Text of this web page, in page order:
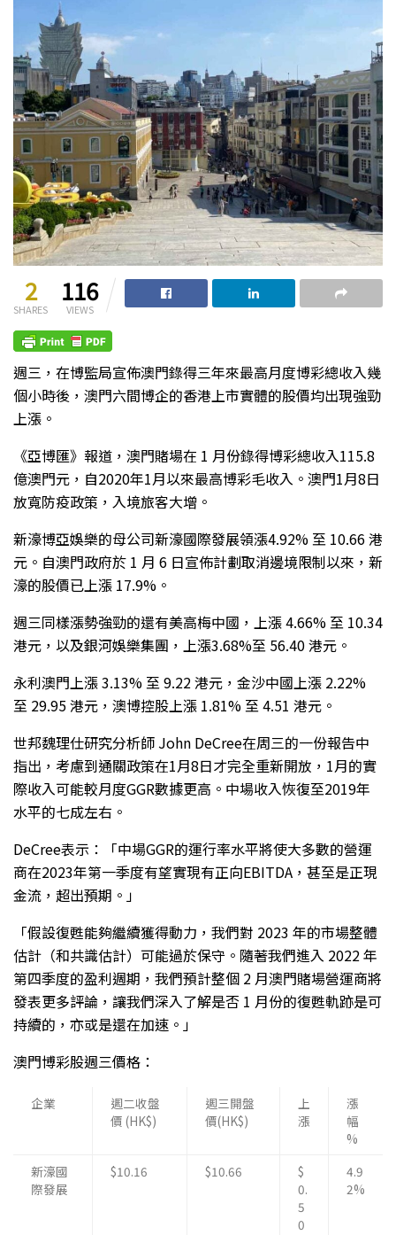
2
SHARES
116
VIEWS
週三，在博監局宣佈澳門錄得三年來最高月度博彩總收入幾
個小時後，澳門六間博企的香港上市實體的股價均出現強勁
上漲。
《亞博匯》報道，澳門賭場在 1 月份錄得博彩總收入115.8
億澳門元，自2020年1月以來最高博彩毛收入。澳門1月8日
放寬防疫政策，入境旅客大增。
新濠博亞娛樂的母公司新濠國際發展領漲4.92% 至 10.66 港
元。自澳門政府於 1 月 6 日宣佈計劃取消邊境限制以來，新
濠的股價已上漲 17.9%。
週三同樣漲勢強勁的還有美高梅中國，上漲 4.66% 至 10.34
港元，以及銀河娛樂集團，上漲3.68%至 56.40 港元。
永利澳門上漲 3.13% 至 9.22 港元，金沙中國上漲 2.22%
至 29.95 港元，澳博控股上漲 1.81% 至 4.51 港元。
世邦魏理仕研究分析師 John DeCree在周三的一份報告中
指出，考慮到通關政策在1月8日才完全重新開放，1月的實
際收入可能較月度GGR數據更高。中場收入恢復至2019年
水平的七成左右。
DeCree表示：「中場GGR的運行率水平將使大多數的營運
商在2023年第一季度有望實現有正向EBITDA，甚至是正現
金流，超出預期。」
「假設復甦能夠繼續獲得動力，我們對 2023 年的市場整體
估計（和共識估計）可能過於保守。隨著我們進入 2022 年
第四季度的盈利週期，我們預計整個 2 月澳門賭場營運商將
發表更多評論，讓我們深入了解是否 1 月份的復甦軌跡是可
持續的，亦或是還在加速。」
澳門博彩股週三價格：
企業
週二收盤
價 (HK$)
週三開盤
價(HK$)
上
漲
漲
幅
%
新濠國
際發展
$10.16 $10.66
$
0.
5
0
4.9
2%